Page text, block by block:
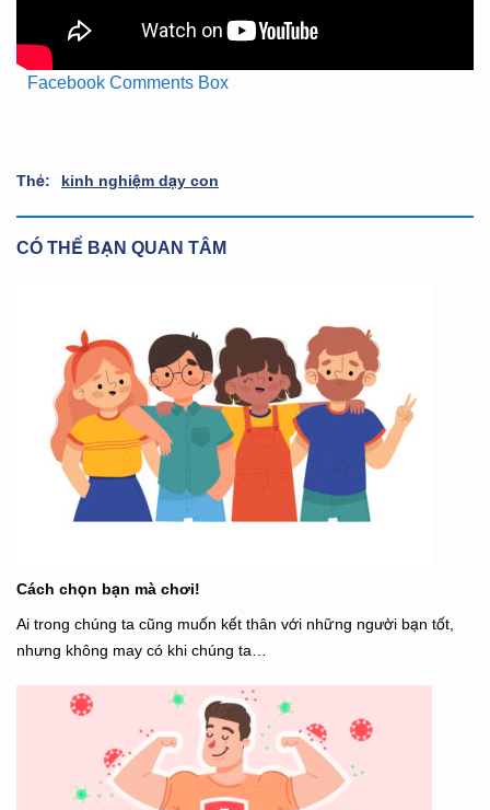
Facebook Comments Box
Thẻ: kinh nghiệm dạy con
CÓ THỂ BẠN QUAN TÂM
Cách chọn bạn mà chơi!
Ai trong chúng ta cũng muốn kết thân với những người bạn tốt,
nhưng không may có khi chúng ta…